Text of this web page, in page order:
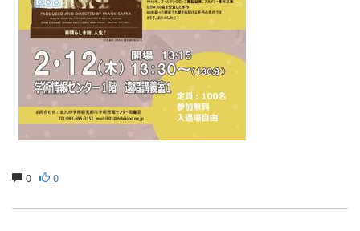
0 0